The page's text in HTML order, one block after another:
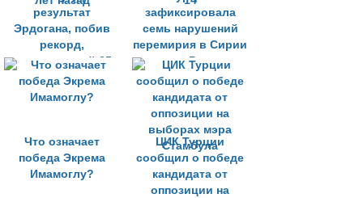
результат
Эрдогана, побив
рекорд,
поставленный 35
лет назад
зафиксировала
семь нарушений
перемирия в Сирии
за сутки, Россия —
14
Что означает
победа Экрема
Имамоглу?
ЦИК Турции
сообщил о победе
кандидата от
оппозиции на